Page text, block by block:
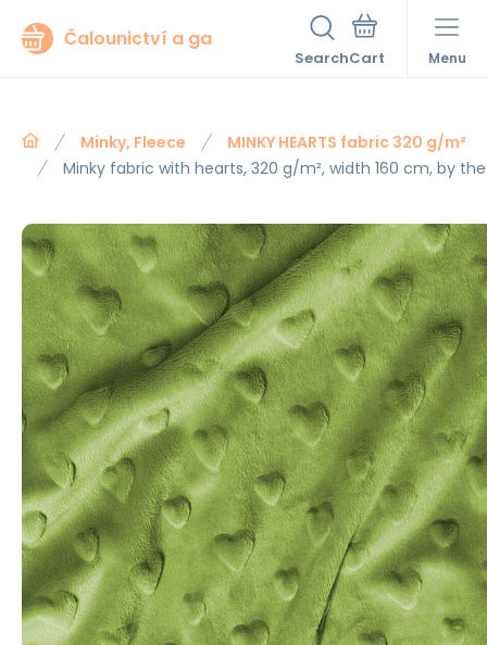
Čalounictví a ga
Search Menu
Minky, Fleece
MINKY HEARTS fabric 320 g/m²
Minky fabric with hearts, 320 g/m², width 160 cm, by